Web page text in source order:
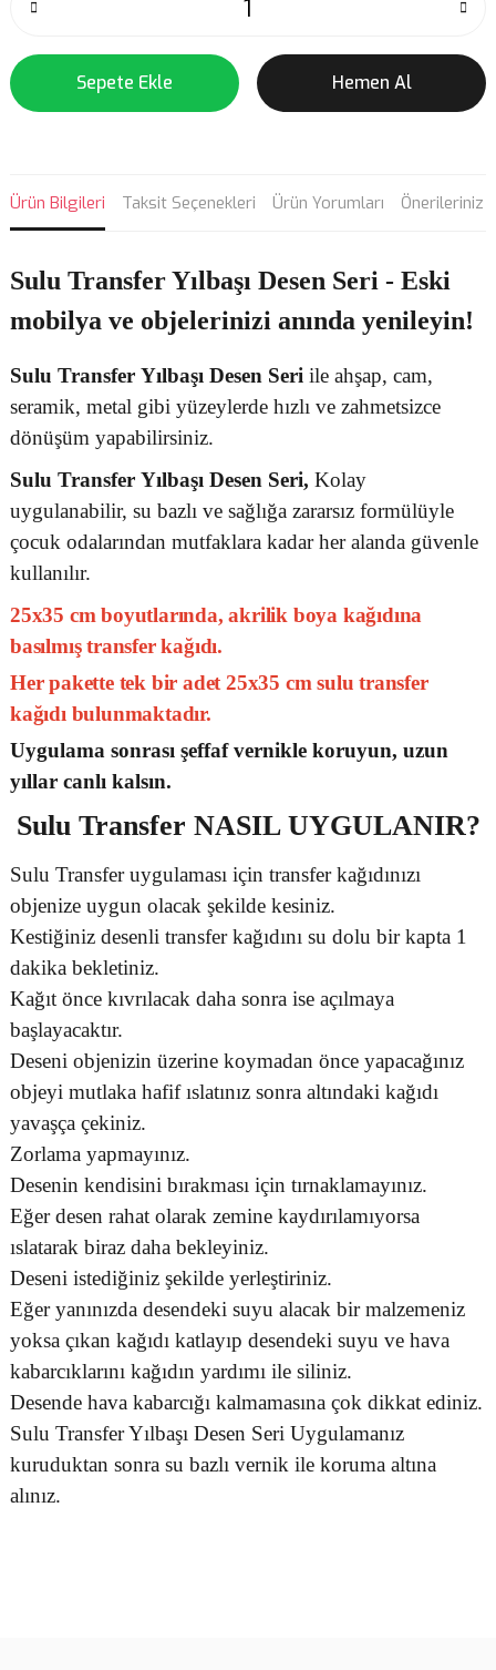
Sepete Ekle Hemen Al
Ürün Bilgileri Taksit Seçenekleri Ürün Yorumları Önerileriniz
Sulu Transfer Yılbaşı Desen Seri - Eski
mobilya ve objelerinizi anında yenileyin!
Sulu Transfer Yılbaşı Desen Seri ile ahşap, cam,
seramik, metal gibi yüzeylerde hızlı ve zahmetsizce
dönüşüm yapabilirsiniz.
Sulu Transfer Yılbaşı Desen Seri, Kolay
uygulanabilir, su bazlı ve sağlığa zararsız formülüyle
çocuk odalarından mutfaklara kadar her alanda güvenle
kullanılır.
25x35 cm boyutlarında, akrilik boya kağıdına
basılmış transfer kağıdı.
Her pakette tek bir adet 25x35 cm sulu transfer
kağıdı bulunmaktadır.
Uygulama sonrası şeffaf vernikle koruyun, uzun
yıllar canlı kalsın.
Sulu Transfer NASIL UYGULANIR?
Sulu Transfer uygulaması için transfer kağıdınızı
objenize uygun olacak şekilde kesiniz.
Kestiğiniz desenli transfer kağıdını su dolu bir kapta 1
dakika bekletiniz.
Kağıt önce kıvrılacak daha sonra ise açılmaya
başlayacaktır.
Deseni objenizin üzerine koymadan önce yapacağınız
objeyi mutlaka hafif ıslatınız sonra altındaki kağıdı
yavaşça çekiniz.
Zorlama yapmayınız.
Desenin kendisini bırakması için tırnaklamayınız.
Eğer desen rahat olarak zemine kaydırılamıyorsa
ıslatarak biraz daha bekleyiniz.
Deseni istediğiniz şekilde yerleştiriniz.
Eğer yanınızda desendeki suyu alacak bir malzemeniz
yoksa çıkan kağıdı katlayıp desendeki suyu ve hava
kabarcıklarını kağıdın yardımı ile siliniz.
Desende hava kabarcığı kalmamasına çok dikkat ediniz.
Sulu Transfer Yılbaşı Desen Seri Uygulamanız
kuruduktan sonra su bazlı vernik ile koruma altına
alınız.